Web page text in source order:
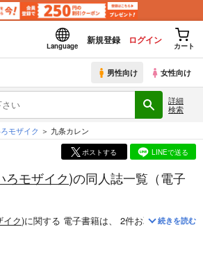
Language
新規登録 ログイン
カート
男性向け 女性向け
詳細
検索
モザイク 九条カレン
ポストする LINEで送る
ろモザイク)の同人誌一覧（電子
イク)に関する 電子書籍は、 2件お取り扱いがご
続きを読む